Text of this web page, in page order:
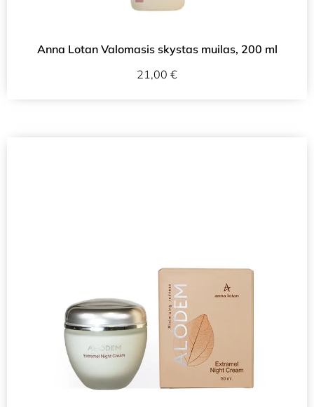
Anna Lotan Valomasis skystas muilas, 200 ml
21,00 €